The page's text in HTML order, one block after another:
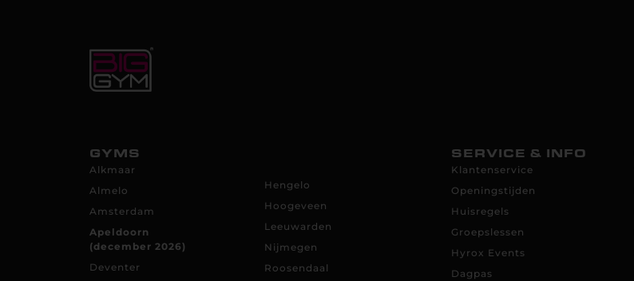
GYMS
Alkmaar
Almelo
Amsterdam
Apeldoorn
(december 2026)
Deventer
Hengelo
Hoogeveen
Leeuwarden
Nijmegen
Roosendaal
SERVICE & INFO
Klantenservice
Openingstijden
Huisregels
Groepslessen
Hyrox Events
Dagpas